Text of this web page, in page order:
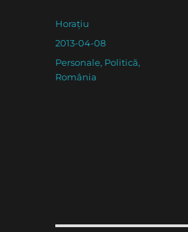
Author
Horațiu
Posted
2013-04-08
Categories
Personale, Politică,
România